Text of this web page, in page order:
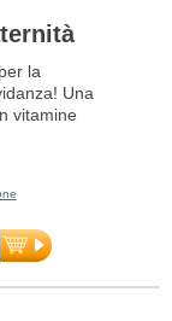
la
Una
vitamine
per supportare
ottimale il
da
artificiali e
standard di
senza